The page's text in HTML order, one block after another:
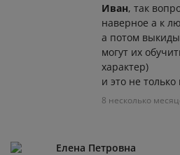
Иван, так
наверное а к
а потом
могут их
характер)
и это не только
8 несколько
Елена Петровна